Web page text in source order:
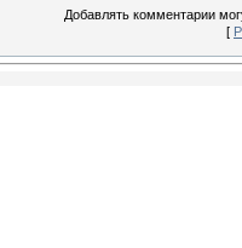
Добавлять комментарии
[